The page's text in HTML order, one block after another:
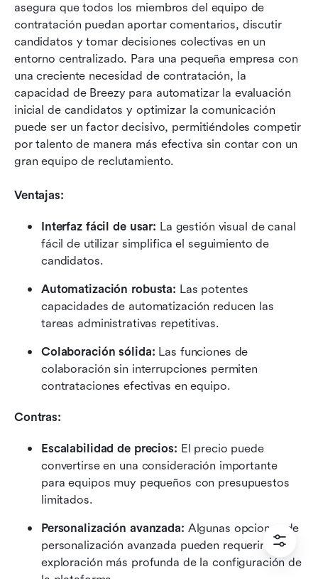
asegura que todos los miembros del equipo de
contratación puedan aportar comentarios, discutir
candidatos y tomar decisiones colectivas en un
entorno centralizado. Para una pequeña empresa con
una creciente necesidad de contratación, la
capacidad de Breezy para automatizar la evaluación
inicial de candidatos y optimizar la comunicación
puede ser un factor decisivo, permitiéndoles competir
por talento de manera más efectiva sin contar con un
gran equipo de reclutamiento.
Ventajas:
Interfaz fácil de usar: La gestión visual de canal
fácil de utilizar simplifica el seguimiento de
candidatos.
Automatización robusta: Las potentes
capacidades de automatización reducen las
tareas administrativas repetitivas.
Colaboración sólida: Las funciones de
colaboración sin interrupciones permiten
contrataciones efectivas en equipo.
Contras:
Escalabilidad de precios: El precio puede
convertirse en una consideración importante
para equipos muy pequeños con presupuestos
limitados.
Personalización avanzada: Algunas opciones de
personalización avanzada pueden requerir una
exploración más profunda de la configuración de